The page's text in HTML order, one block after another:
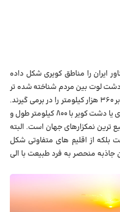
ایران را مناطق کویری شکل داده
دشت لوت بین مردم شناخته شده تر
هستند و مجموعا مساحتی برابر ۳۶۰ هزار کیلومتر را در برمی گیرند.
کویر نمک، چاله کویر، کویر مرکزی یا دشت کویر با ۸۰۰ کیلومتر طول و
ترین نمکزارهای جهان است. البته
از اقلیم های متفاوتی شکل
جاذبه منحصر به فرد طبیعت با الی